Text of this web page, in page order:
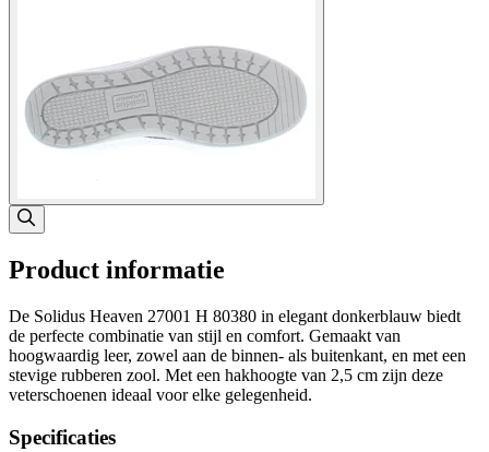
Product informatie
De Solidus Heaven 27001 H 80380 in elegant donkerblauw biedt
de perfecte combinatie van stijl en comfort. Gemaakt van
hoogwaardig leer, zowel aan de binnen- als buitenkant, en met een
stevige rubberen zool. Met een hakhoogte van 2,5 cm zijn deze
veterschoenen ideaal voor elke gelegenheid.
Specificaties